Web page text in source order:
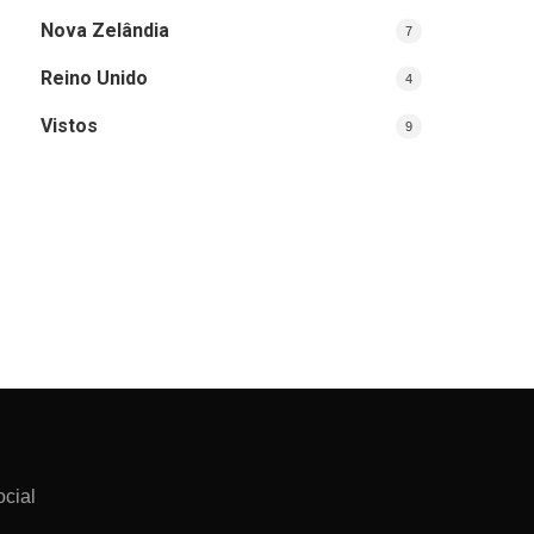
Nova Zelândia 7
Reino Unido 4
Vistos 9